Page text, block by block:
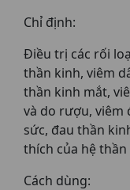
Chỉ định:
Điều trị các rối
thần kinh, viêm
thần kinh mắt,
và do rượu, viêm
sức, đau thần
thích của hệ
Cách dùng: